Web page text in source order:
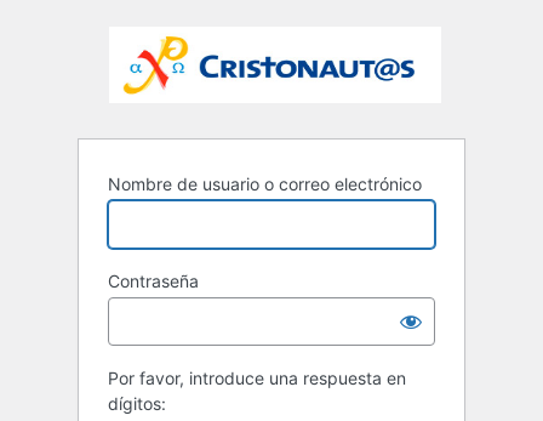
Nombre de usuario o correo electrónico
Contraseña
Por favor, introduce una respuesta en
dígitos: